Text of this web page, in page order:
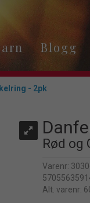
Blogg
- 2pk
Rød og
Varenr:
Alt. varenr: